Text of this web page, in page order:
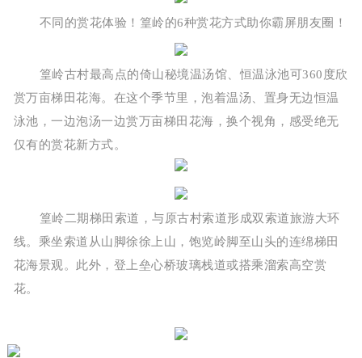
不同的赏花体验！篁岭的6种赏花方式助你霸屏朋友圈！
篁岭古村最高点的倚山秘境温汤馆、恒温泳池可360度欣
赏万亩梯田花海。在这个季节里，泡着温汤、置身无边恒温
泳池，一边泡汤一边赏万亩梯田花海，换个视角，感受绝无
仅有的赏花新方式。
篁岭二期梯田索道，与原古村索道形成双索道旅游大环
线。乘坐索道从山脚徐徐上山，饱览岭脚至山头的连绵梯田
花海景观。此外，登上垒心桥玻璃栈道或搭乘溜索高空赏
花。